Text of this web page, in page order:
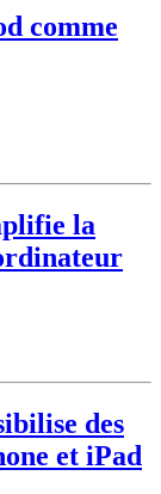
comme
la
des
et iPad